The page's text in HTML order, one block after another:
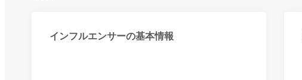
インフルエンサーの基本情報